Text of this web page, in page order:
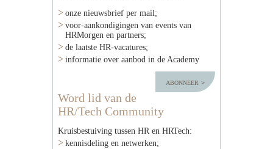
onze nieuwsbrief per mail;
voor-aankondigingen van events van
HRMorgen en partners;
de laatste HR-vacatures;
informatie over aanbod in de Academy
abonneer
Word lid van de
HR/Tech Community
Kruisbestuiving tussen HR en HRTech:
kennisdeling en netwerken;